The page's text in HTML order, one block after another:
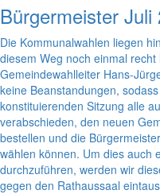
Bürgermeister Juli
Die Kommunalwahlen liegen
diesem Weg noch einmal
Gemeindewahlleiter Hans-
keine Beanstandungen,
konstituierenden Sitzung alle
verabschieden, den neuen
bestellen und die
wählen können. Um dies auch
durchzuführen, werden wir
gegen den Rathaussaal